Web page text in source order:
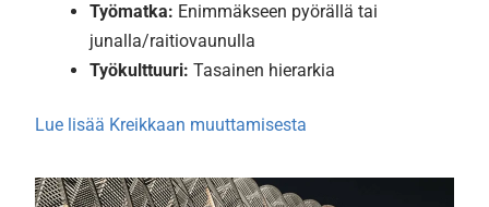
Työmatka: Enimmäkseen pyörällä tai
junalla/raitiovaunulla
Työkulttuuri: Tasainen hierarkia
Lue lisää Kreikkaan muuttamisesta